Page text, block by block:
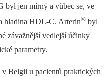
byl jen mírný a vůbec se, ve
hladina HDL-C. Arterin® byl
závažnější vedlejší účinky
parametry.
Belgii u pacientů praktických